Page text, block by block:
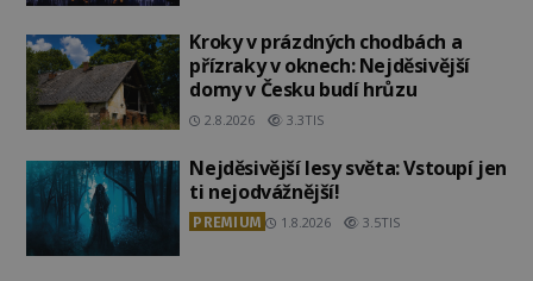
Kroky v prázdných chodbách a
přízraky v oknech: Nejděsivější
domy v Česku budí hrůzu
2.8.2026 3.3TIS
Nejděsivější lesy světa: Vstoupí jen
ti nejodvážnější!
PREMIUM 1.8.2026 3.5TIS